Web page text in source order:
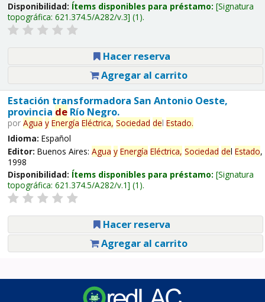
Disponibilidad: Ítems disponibles para préstamo: Signatura
topográfica: 621.374.5/A282/v.3 (1).
Hacer reserva
Agregar al carrito
Estación transformadora San Antonio Oeste,
provincia deRío Negro.
por Agua y Energía Eléctrica, Sociedad del Estado.
Idioma: Español
Editor: Buenos Aires: Agua y Energía Eléctrica, Sociedad del Estado,
1998
Disponibilidad: Ítems disponibles para préstamo: Signatura
topográfica: 621.374.5/A282/v.1 (1).
Hacer reserva
Agregar al carrito